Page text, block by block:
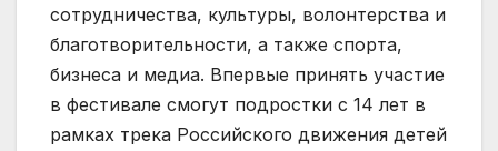
сотрудничества, культуры, волонтерства и
благотворительности, а также спорта,
бизнеса и медиа. Впервые принять участие
в фестивале смогут подростки с 14 лет в
рамках трека Российского движения детей